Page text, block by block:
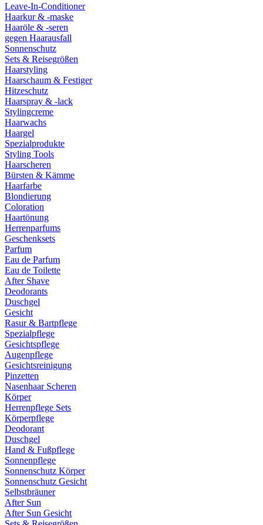
Leave-In-Conditioner
Haarkur & -maske
Haaröle & -seren
gegen Haarausfall
Sonnenschutz
Sets & Reisegrößen
Haarstyling
Haarschaum & Festiger
Hitzeschutz
Haarspray & -lack
Stylingcreme
Haarwachs
Haargel
Spezialprodukte
Styling Tools
Haarscheren
Bürsten & Kämme
Haarfarbe
Blondierung
Coloration
Haartönung
Herrenparfums
Geschenksets
Parfum
Eau de Parfum
Eau de Toilette
After Shave
Deodorants
Duschgel
Gesicht
Rasur & Bartpflege
Spezialpflege
Gesichtspflege
Augenpflege
Gesichtsreinigung
Pinzetten
Nasenhaar Scheren
Körper
Herrenpflege Sets
Körperpflege
Deodorant
Duschgel
Hand & Fußpflege
Sonnenpflege
Sonnenschutz Körper
Sonnenschutz Gesicht
Selbstbräuner
After Sun
After Sun Gesicht